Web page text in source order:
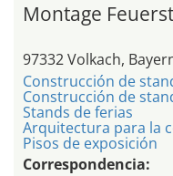
Montage
97332 Volkach,
Construcción de
Construcción de
Stands de ferias
Arquitectura para la
Pisos de exposición
Correspondencia: